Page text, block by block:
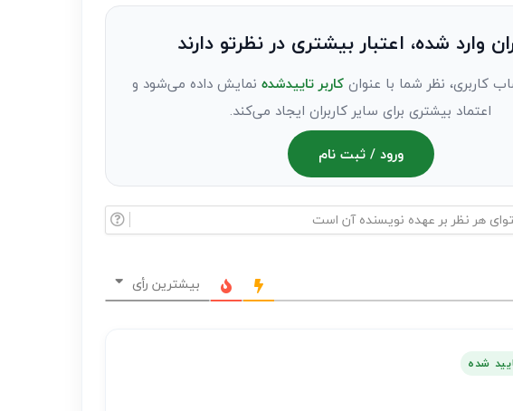
وارد شده، اعتبار بیشتری در نظرتو دارند
کاربری، نظر شما با عنوانکاربر تاییدشدهنمایش داده می‌شود و
اعتماد بیشتری برای سایر کاربران ایجاد می‌کند.
ورود / ثبت نام
بیشترین رأی
شده